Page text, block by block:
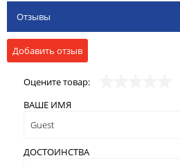
Отзывы
Добавить отзыв
Оцените товар:
ВАШЕ ИМЯ
ДОСТОИНСТВА